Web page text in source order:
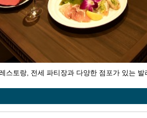
토랑, 전세 파티장과 다양한 점포가 있는